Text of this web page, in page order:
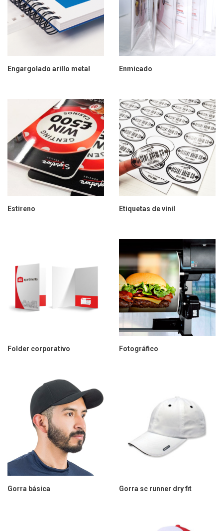
Engargolado arillo metal Enmicado
Estireno Etiquetas de vinil
Folder corporativo Fotográfico
Gorra básica Gorra sc runner dry fit